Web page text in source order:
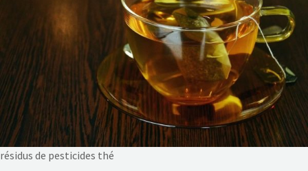
résidus de pesticides thé